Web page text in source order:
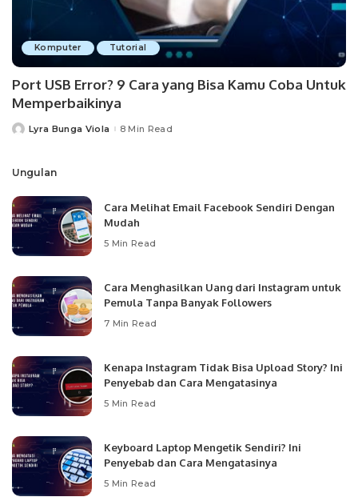
Komputer Tutorial
Port USB Error? 9 Cara yang Bisa Kamu Coba Untuk
Memperbaikinya
PostedLyra Bunga Viola 8 Min Read
Ungulan
Cara Melihat Email Facebook Sendiri Dengan
Mudah
5 Min Read
Cara Menghasilkan Uang dari Instagram untuk
Pemula Tanpa Banyak Followers
7 Min Read
Kenapa Instagram Tidak Bisa Upload Story? Ini
Penyebab dan Cara Mengatasinya
5 Min Read
Keyboard Laptop Mengetik Sendiri? Ini
Penyebab dan Cara Mengatasinya
5 Min Read